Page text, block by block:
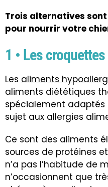
Trois alternatives
pour nourrir votre
1 • Les
Les aliments
aliments diététiques
spécialement adaptés
sujet aux allergies
Ce sont des aliments
sources de protéines
n’a pas l’habitude de
n’occasionnent que